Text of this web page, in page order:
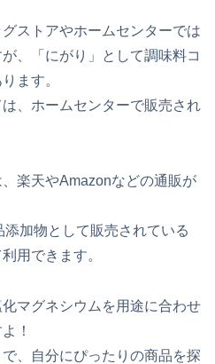
ストアやホームセンターでは
、「にがり」として調味料コ
ます。
、ホームセンターで販売され
楽天やAmazonなどの通販が
加物として販売されている
用できます。
マグネシウムを用途に合わせ
！
、自分にぴったりの商品を探